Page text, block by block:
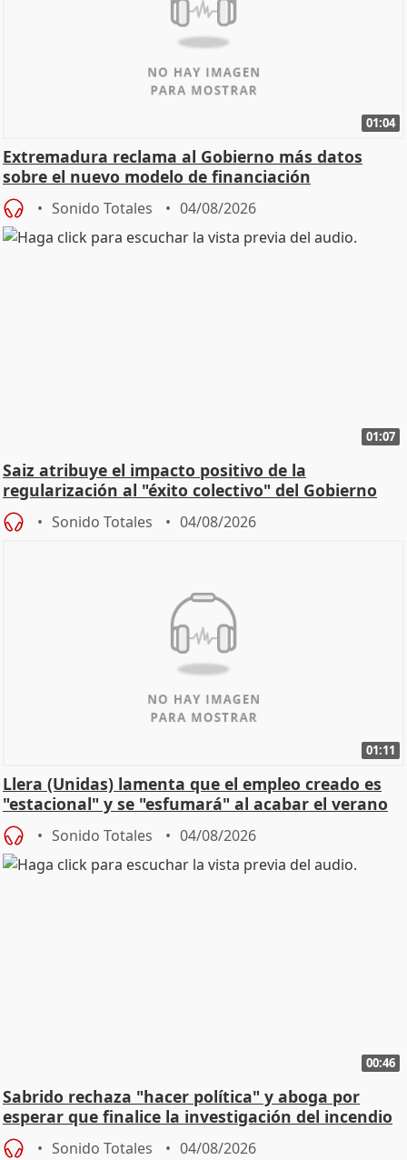
01:04
Extremadura reclama al Gobierno más datos
sobre el nuevo modelo de financiación
Sonido Totales 04/08/2026
01:07
Saiz atribuye el impacto positivo de la
regularización al "éxito colectivo" del Gobierno
Sonido Totales 04/08/2026
01:11
Llera (Unidas) lamenta que el empleo creado es
"estacional" y se "esfumará" al acabar el verano
Sonido Totales 04/08/2026
00:46
Sabrido rechaza "hacer política" y aboga por
esperar que finalice la investigación del incendio
Sonido Totales 04/08/2026